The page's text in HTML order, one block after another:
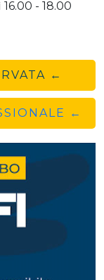
- 18.00
←
←